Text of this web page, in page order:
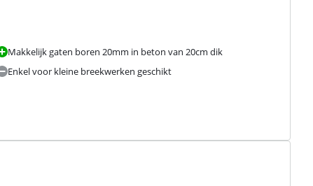
Makkelijk gaten boren 20mm in beton van 20cm dik
Enkel voor kleine breekwerken geschikt